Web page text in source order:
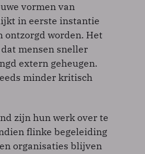
vormen van
in eerste instantie
ontzorgd worden. Het
mensen sneller
extern geheugen.
minder kritisch
zijn hun werk over te
flinke begeleiding
organisaties blijven